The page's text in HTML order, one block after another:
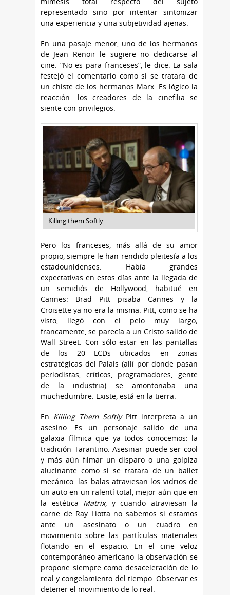
representado sino por intentar sintonizar
una experiencia y una subjetividad ajenas.
En una pasaje menor, uno de los hermanos
de Jean Renoir le sugiere no dedicarse al
cine. “No es para franceses”, le dice. La sala
festejó el comentario como si se tratara de
un chiste de los hermanos Marx. Es lógico la
reacción: los creadores de la cinefilia se
siente con privilegios.
Killing them Softly
Pero los franceses, más allá de su amor
propio, siempre le han rendido pleitesía a los
estadounidenses. Había grandes
expectativas en estos días ante la llegada de
un semidiós de Hollywood, habitué en
Cannes: Brad Pitt pisaba Cannes y la
Croisette ya no era la misma. Pitt, como se ha
visto, llegó con el pelo muy largo;
francamente, se parecía a un Cristo salido de
Wall Street. Con sólo estar en las pantallas
de los 20 LCDs ubicados en zonas
estratégicas del Palais (allí por donde pasan
periodistas, críticos, programadores, gente
de la industria) se amontonaba una
muchedumbre. Existe, está en la tierra.
En Killing Them SoftlyPitt interpreta a un
asesino. Es un personaje salido de una
galaxia fílmica que ya todos conocemos: la
tradición Tarantino. Asesinar puede ser cool
y más aún filmar un disparo o una golpiza
alucinante como si se tratara de un ballet
mecánico: las balas atraviesan los vidrios de
un auto en un ralentí total, mejor aún que en
la estética Matrix, y cuando atraviesan la
carne de Ray Liotta no sabemos si estamos
ante un asesinato o un cuadro en
movimiento sobre las partículas materiales
flotando en el espacio. En el cine veloz
contemporáneo americano la observación se
propone siempre como desaceleración de lo
real y congelamiento del tiempo. Observar es
detener el movimiento de lo real.